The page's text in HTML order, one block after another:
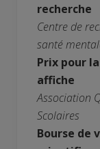
recherche
Centre de
santé
Prix pour
affiche
Association
Scolaires
Bourse de